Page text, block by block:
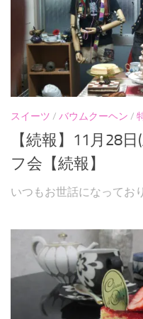
スイーツ / バウムクーヘン /
【続報】11月28
フ会【続報】
いつもお世話になってお